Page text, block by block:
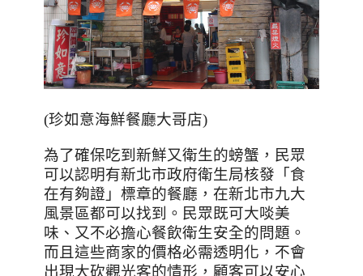
(珍如意海鮮餐廳大哥店)
為了確保吃到新鮮又衛生的螃蟹，民眾
可以認明有新北市政府衛生局核發「食
在有夠證」標章的餐廳，在新北市九大
風景區都可以找到。民眾既可大啖美
味、又不必擔心餐飲衛生安全的問題。
而且這些商家的價格必需透明化，不會
出現大砍觀光客的情形，顧客可以安心